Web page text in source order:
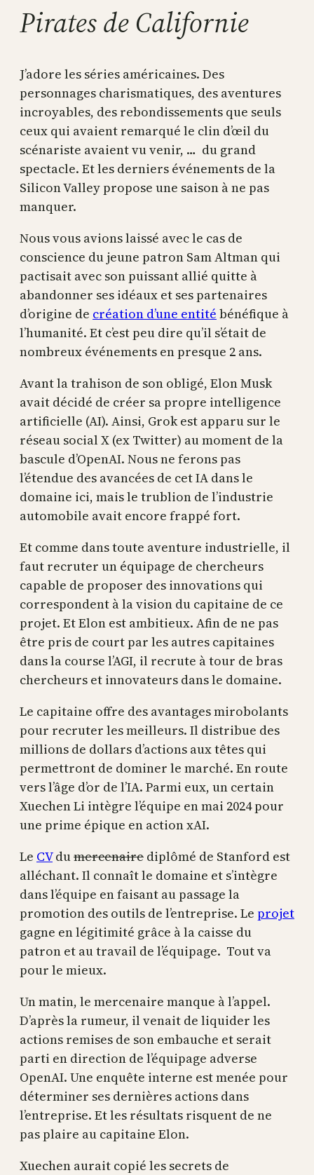
Pirates de Californie
J’adore les séries américaines. Des
personnages charismatiques, des aventures
incroyables, des rebondissements que seuls
ceux qui avaient remarqué le clin d’œil du
scénariste avaient vu venir, … du grand
spectacle. Et les derniers événements de la
Silicon Valley propose une saison à ne pas
manquer.
Nous vous avions laissé avec le cas de
conscience du jeune patron Sam Altman qui
pactisait avec son puissant allié quitte à
abandonner ses idéaux et ses partenaires
d’origine de création d’une entité bénéfique à
l’humanité. Et c’est peu dire qu’il s’était de
nombreux événements en presque 2 ans.
Avant la trahison de son obligé, Elon Musk
avait décidé de créer sa propre intelligence
artificielle (AI). Ainsi, Grok est apparu sur le
réseau social X (ex Twitter) au moment de la
bascule d’OpenAI. Nous ne ferons pas
l’étendue des avancées de cet IA dans le
domaine ici, mais le trublion de l’industrie
automobile avait encore frappé fort.
Et comme dans toute aventure industrielle, il
faut recruter un équipage de chercheurs
capable de proposer des innovations qui
correspondent à la vision du capitaine de ce
projet. Et Elon est ambitieux. Afin de ne pas
être pris de court par les autres capitaines
dans la course l’AGI, il recrute à tour de bras
chercheurs et innovateurs dans le domaine.
Le capitaine offre des avantages mirobolants
pour recruter les meilleurs. Il distribue des
millions de dollars d’actions aux têtes qui
permettront de dominer le marché. En route
vers l’âge d’or de l’IA. Parmi eux, un certain
Xuechen Li intègre l’équipe en mai 2024 pour
une prime épique en action xAI.
Le CVdumercenaire diplômé de Stanford est
alléchant. Il connaît le domaine et s’intègre
dans l’équipe en faisant au passage la
promotion des outils de l’entreprise. Le projet
gagne en légitimité grâce à la caisse du
patron et au travail de l’équipage. Tout va
pour le mieux.
Un matin, le mercenaire manque à l’appel.
D’après la rumeur, il venait de liquider les
actions remises de son embauche et serait
parti en direction de l’équipage adverse
OpenAI. Une enquête interne est menée pour
déterminer ses dernières actions dans
l’entreprise. Et les résultats risquent de ne
pas plaire au capitaine Elon.
Xuechen aurait copié les secrets de